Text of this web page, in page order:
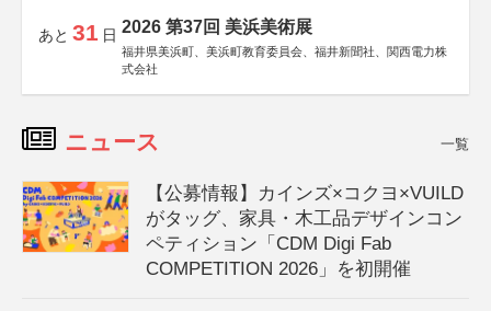
あと 31 日 2026 第37回 美浜美術展
福井県美浜町、美浜町教育委員会、福井新聞社、関西電力株
式会社
ニュース 一覧
【公募情報】カインズ×コクヨ×VUILD
がタッグ、家具・木工品デザインコン
ペティション「CDM Digi Fab
COMPETITION 2026」を初開催